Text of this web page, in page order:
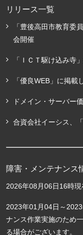
リリース一覧
「豊後高田市教育委
会開催
「ＩＣＴ駆け込み寺
「優良WEB」に掲載
ドメイン・サーバー
合資会社イーシス、
障害・メンテナンス
2026年08月06日16時現
2023年01月04日～
ナンス作業実施のため
る場合がございます。